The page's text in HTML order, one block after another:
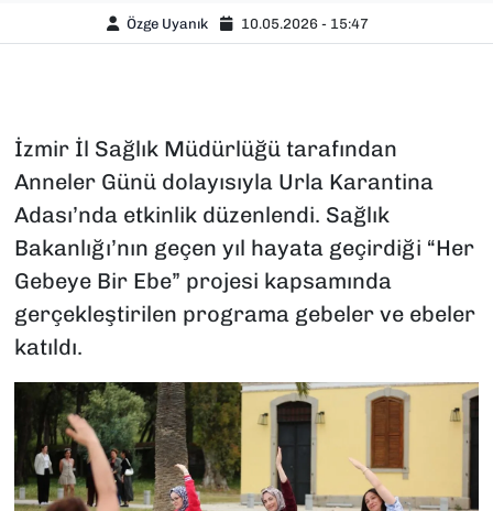
Özge Uyanık 10.05.2026 - 15:47
İzmir İl Sağlık Müdürlüğü tarafından
Anneler Günü dolayısıyla Urla Karantina
Adası’nda etkinlik düzenlendi. Sağlık
Bakanlığı’nın geçen yıl hayata geçirdiği “Her
Gebeye Bir Ebe” projesi kapsamında
gerçekleştirilen programa gebeler ve ebeler
katıldı.